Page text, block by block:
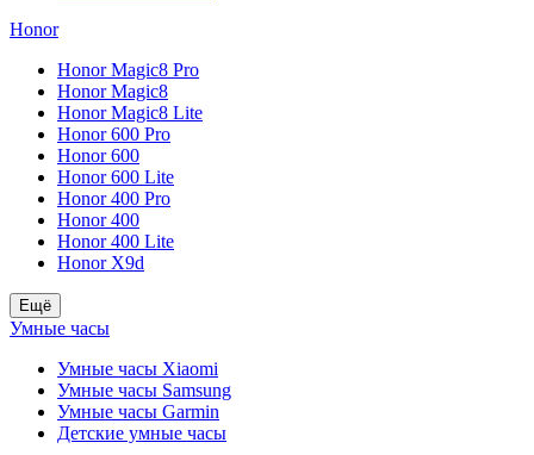
Honor
Honor Magic8 Pro
Honor Magic8
Honor Magic8 Lite
Honor 600 Pro
Honor 600
Honor 600 Lite
Honor 400 Pro
Honor 400
Honor 400 Lite
Honor X9d
Ещё
Умные часы
Умные часы Xiaomi
Умные часы Samsung
Умные часы Garmin
Детские умные часы